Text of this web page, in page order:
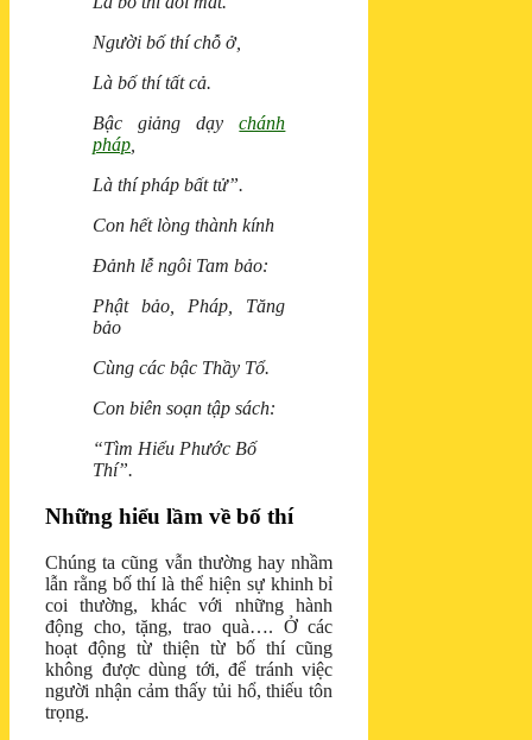
Người bố thí chỗ ở,
Là bố thí tất cả.
Bậc giảng dạychánh
pháp
Là thí pháp bất tử”.
Con hết lòng thành kính
Ðảnh lễ ngôi Tam bảo:
Phật bảo, Pháp, Tăng
bảo
Cùng các bậc Thầy Tổ.
Con biên soạn tập sách:
“Tìm Hiểu Phước Bố
Thí”.
Những hiểu lầm về bố thí
Chúng ta cũng vẫn thường hay nhầm
lẫn rằng bố thí là thể hiện sự khinh bỉ
coi thường, khác với những hành
động cho, tặng, trao quà…. Ở các
hoạt động từ thiện từ bố thí cũng
không được dùng tới, để tránh việc
người nhận cảm thấy tủi hổ, thiếu tôn
trọng.